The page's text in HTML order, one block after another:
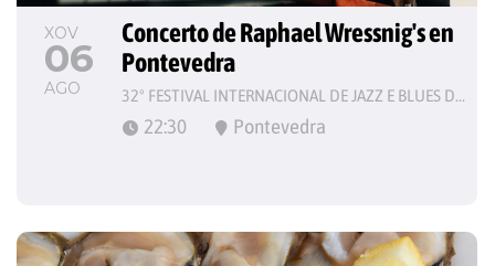
XOV
06
AGO
Concerto de Raphael Wressnig's en
Pontevedra
32º FESTIVAL INTERNACIONAL DE JAZZ E BLUES DE PONTEVEDRA
22:30 Pontevedra